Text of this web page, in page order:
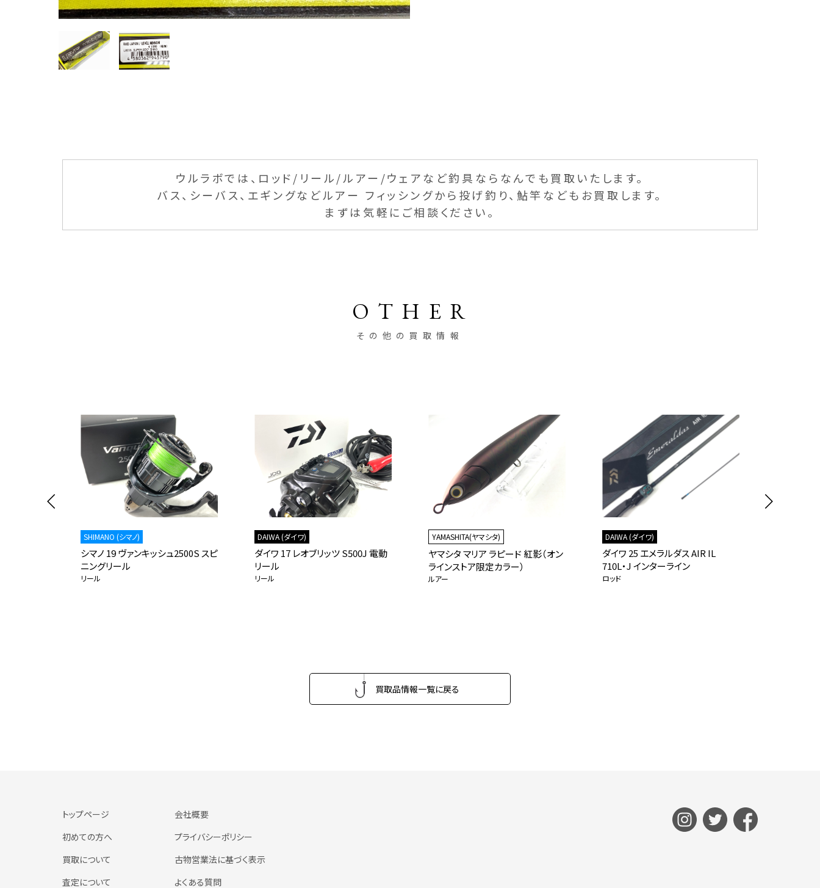
ウルラボでは、ロッド/リール/ルアー/ウェアなど釣具なら なんでも買取いたします。
バス、シーバス、エギングなどルアー フィッシングから投げ釣り、 鮎竿などもお買取します。
まずは気軽にご相談ください。
OTHER
その他の買取情報
SHIMANO (シマノ)
シマノ 19 ヴァンキッシュ2500S スピ
ニングリール
リール
DAIWA (ダイワ)
ダイワ 17 レオブリッツ S500J 電動
リール
リール
YAMASHITA(ヤマシタ)
ヤマシタ マリア ラピード 紅影（オン
ラインストア限定カラー）
ルアー
DAIWA (ダイワ)
ダイワ 25 エメラルダス AIR IL
710L・J インターライン
ロッド
買取品情報一覧に戻る
トップページ
初めての方へ
買取について
査定について
会社概要
プライバシーポリシー
古物営業法に基づく表示
よくある質問